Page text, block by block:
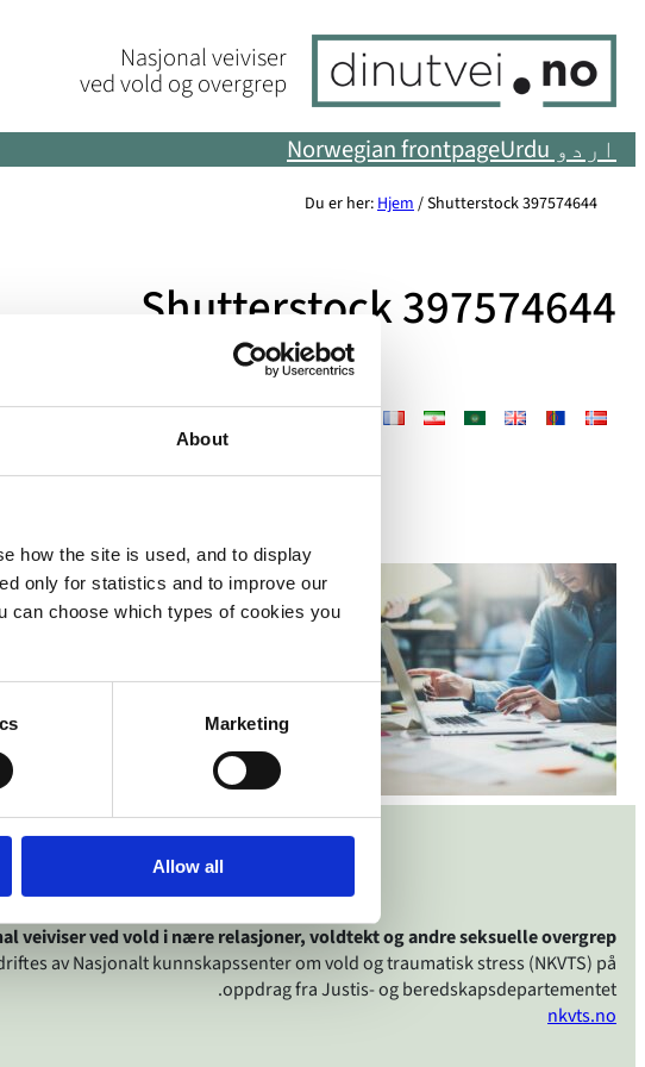
About
how the site is used, and to display
only for statistics and to improve our
can choose which types of cookies you
Marketing
Allow all
Skip
content
Nasjonal veiviser
ved vold og overgrep
اردو Urdu
Norwegian frontpage
Du er her:Hjem/Shutterstock 397574644
Shutterstock 397574644
veiviser ved vold i nære relasjoner, voldtekt og andre seksuelle overgrep
av Nasjonalt kunnskapssenter om vold og traumatisk stress (NKVTS) på
oppdrag fra Justis- og beredskapsdepartementet.
nkvts.no